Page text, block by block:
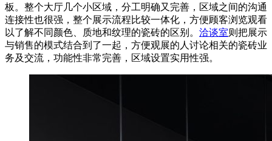
板。整个大厅几个小区域，分工明确又完善，区域之间的沟通
连接性也很强，整个展示流程比较一体化，方便顾客浏览观看
以了解不同颜色、质地和纹理的瓷砖的区别。 洽谈室则把展示
与销售的模式结合到了一起，方便观展的人讨论相关的瓷砖业
务及交流，功能性非常完善，区域设置实用性强。